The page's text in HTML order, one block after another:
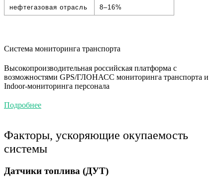
нефтегазовая отрасль 8–16%
Система мониторинга транспорта
Высокопроизводительная российская платформа с
возможностями GPS/ГЛОНАСС мониторинга транспорта и
Indoor-мониторинга персонала
Подробнее
Факторы, ускоряющие окупаемость
системы
Датчики топлива (ДУТ)